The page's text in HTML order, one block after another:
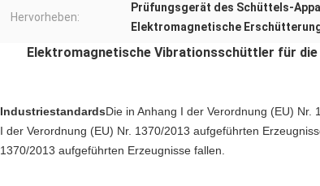
Hervorheben:
Prüfungsgerät des Schüttels-
Elektromagnetische
Elektromagnetische Vibrationsschüttler für
IndustriestandardsDie in Anhang I der Verordnung (EU)
I der Verordnung (EU) Nr. 1370/2013 aufgeführten
1370/2013 aufgeführten Erzeugnisse fallen.